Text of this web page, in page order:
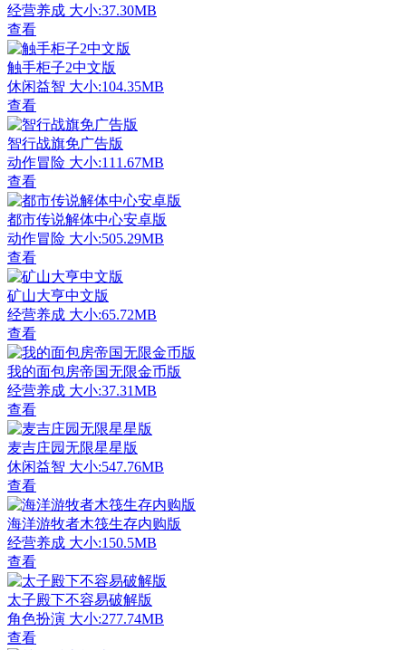
经营养成 大小:37.30MB
查看
触手柜子2中文版
休闲益智 大小:104.35MB
查看
智行战旗免广告版
动作冒险 大小:111.67MB
查看
都市传说解体中心安卓版
动作冒险 大小:505.29MB
查看
矿山大亨中文版
经营养成 大小:65.72MB
查看
我的面包房帝国无限金币版
经营养成 大小:37.31MB
查看
麦吉庄园无限星星版
休闲益智 大小:547.76MB
查看
海洋游牧者木筏生存内购版
经营养成 大小:150.5MB
查看
太子殿下不容易破解版
角色扮演 大小:277.74MB
查看